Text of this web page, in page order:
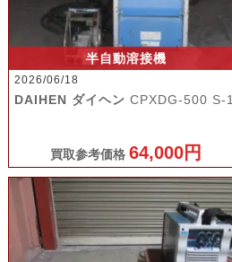
半自動溶接機
2026/06/18
DAIHEN ダイヘン CPXDG-500 S-1
買取参考価格64,000円